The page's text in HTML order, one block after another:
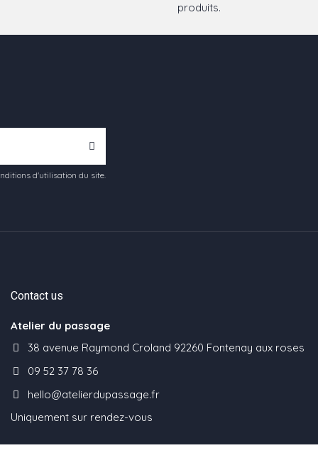
produits.
d'utilisation du site.
Contact us
Atelier du passage
38 avenue Raymond Croland 92260 Fontenay aux roses
09 52 37 78 36
hello@atelierdupassage.fr
Uniquement sur rendez-vous